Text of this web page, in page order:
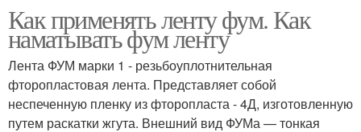
Как применять ленту фум. Как
наматывать фум ленту
Лента ФУМ марки 1 - резьбоуплотнительная
фторопластовая лента. Представляет собой
неспеченную пленку из фторопласта - 4Д, изготовленную
путем раскатки жгута. Внешний вид ФУМа — тонкая